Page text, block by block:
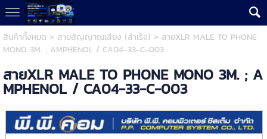
สินค้าทั้งหมด > สายสัญญาณเสียง (สำเร็จ) > สายXLR MALE TO PHONE
MONO 3M. ; AMPHENOL / CA04-33-C-003
สายXLR MALE TO PHONE MONO 3M. ; A
MPHENOL / CA04-33-C-003